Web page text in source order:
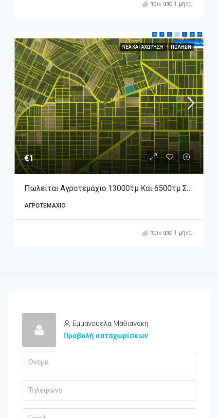
πριν από 1 μήνα
ΝΈΑ ΚΑΤΑΧΏΡΗΣΗ ΠΏΛΗΣΗ
€1
Πωλείται Αγροτεμάχιο 13000τμ Και 6500τμ Στην Θέση Καραξήνη
ΑΓΡΟΤΕΜΆΧΙΟ
πριν από 1 μήνα
Εμμανουέλα Μαθιανάκη
Προβολή καταχωρίσεων